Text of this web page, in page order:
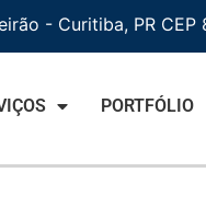
- Curitiba, PR CEP
PORTFÓLIO